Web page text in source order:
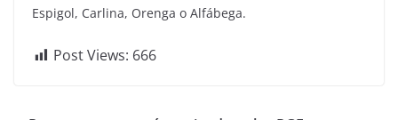
Espigol, Carlina, Orenga o Alfábega.
Post Views: 666